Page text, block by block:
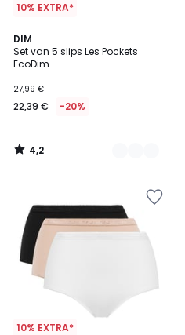
10% EXTRA*
DIM
Set van 5 slips Les Pockets
EcoDim
27,99 €
22,39 € -20%
4,2
/ 5
2
Kleuren
4,2
/
10% EXTRA*